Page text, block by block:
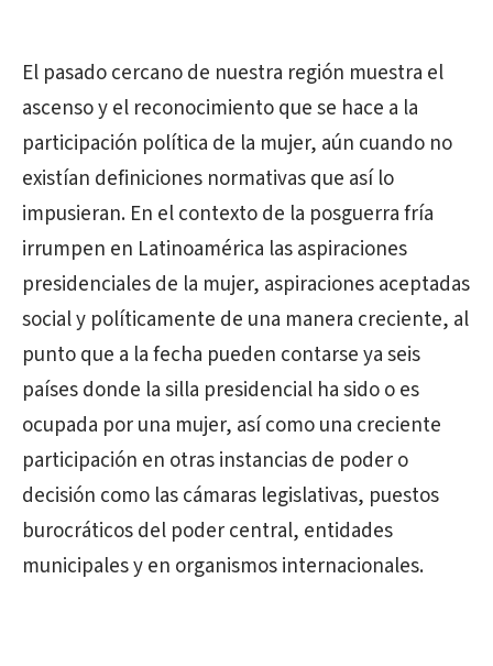
El pasado cercano de nuestra región muestra el
ascenso y el reconocimiento que se hace a la
participación política de la mujer, aún cuando no
existían definiciones normativas que así lo
impusieran. En el contexto de la posguerra fría
irrumpen en Latinoamérica las aspiraciones
presidenciales de la mujer, aspiraciones aceptadas
social y políticamente de una manera creciente, al
punto que a la fecha pueden contarse ya seis
países donde la silla presidencial ha sido o es
ocupada por una mujer, así como una creciente
participación en otras instancias de poder o
decisión como las cámaras legislativas, puestos
burocráticos del poder central, entidades
municipales y en organismos internacionales.